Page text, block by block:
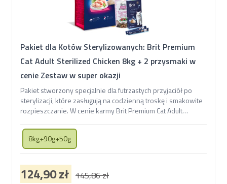
Pakiet dla Kotów Sterylizowanych: Brit Premium
Cat Adult Sterilized Chicken 8kg + 2 przysmaki w
cenie Zestaw w super okazji
Pakiet stworzony specjalnie dla futrzastych przyjaciół po
sterylizacji, które zasługują na codzienną troskę i smakowite
rozpieszczanie. W cenie karmy Brit Premium Cat Adult
kremowe Creamy Treats with Liver oraz Functional Snack
Urinary wspierający układ moczowy kotów
8kg+90g+50g
124,90 zł 145,86 zł